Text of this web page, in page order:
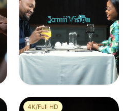
0
4K/Full HD